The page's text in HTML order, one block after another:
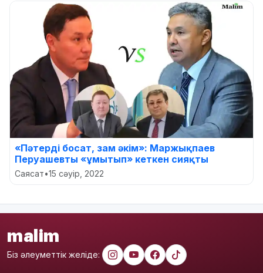
«Пәтерді босат, зам әкім»: Маржықпаев
Перуашевты «ұмытып» кеткен сияқты
Саясат•15 сәуір, 2022
malim
Біз әлеуметтік желіде: